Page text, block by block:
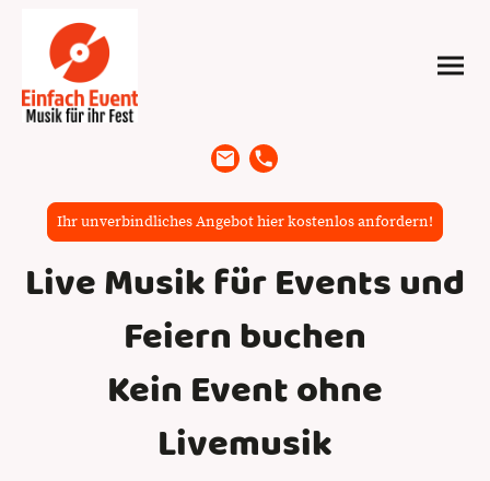
Ihr unverbindliches Angebot hier kostenlos anfordern!
Live Musik für Events und
Feiern buchen
Kein Event ohne
Livemusik